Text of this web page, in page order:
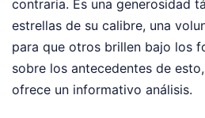
contraria. Es una generosidad
estrellas de su calibre, una
para que otros brillen bajo los
sobre los antecedentes de esto,
ofrece un informativo análisis.